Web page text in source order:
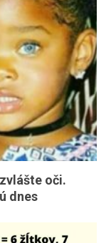
oči.
dnes